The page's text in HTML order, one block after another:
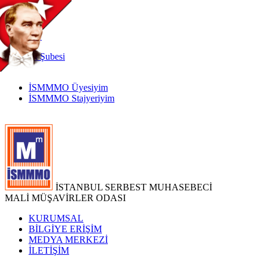
TR
|
EN
İnternetŞubesi
İSMMMO Üyesiyim
İSMMMO Stajyeriyim
İSTANBUL SERBEST MUHASEBECİ
MALİ MÜŞAVİRLER ODASI
KURUMSAL
BİLGİYE ERİŞİM
MEDYA MERKEZİ
İLETİŞİM